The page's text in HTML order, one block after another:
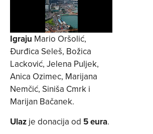
Igraju Mario Oršolić,
Đurđica Seleš, Božica
Lacković, Jelena Puljek,
Anica Ozimec, Marijana
Nemčić, Siniša Cmrk i
Marijan Bačanek.
Ulaz je donacija od 5 eura.